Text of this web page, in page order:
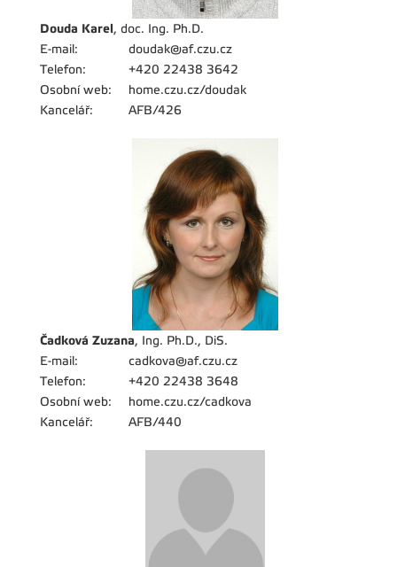
Douda Karel, doc. Ing. Ph.D.
E-mail:
doudak@af.czu.cz
Telefon:
+420 22438 3642
Osobní web:
home.czu.cz/doudak
Kancelář:
AFB/426
Čadková Zuzana, Ing. Ph.D., DiS.
E-mail:
cadkova@af.czu.cz
Telefon:
+420 22438 3648
Osobní web:
home.czu.cz/cadkova
Kancelář:
AFB/440